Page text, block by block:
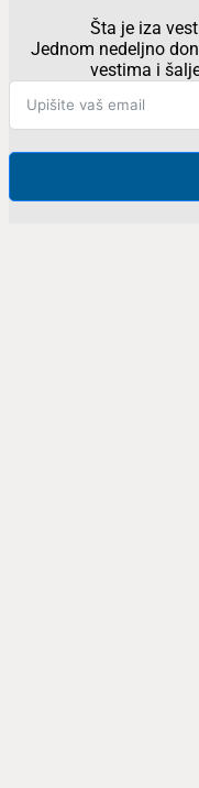
Šta je iza
Jednom nedeljno
vestima i